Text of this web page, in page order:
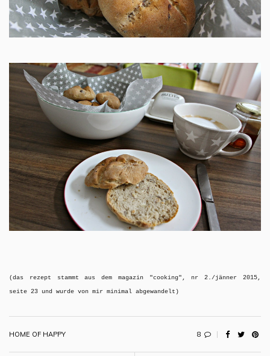
(das rezept stammt aus dem magazin "cooking", nr 2./jänner 2015,
seite 23 und wurde von mir minimal abgewandelt)
HOME OF HAPPY 8